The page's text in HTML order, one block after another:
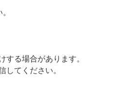
る場合があります。
てください。